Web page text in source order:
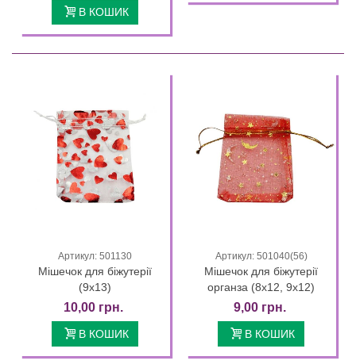
В КОШИК
Артикул: 501130
Мішечок для біжутерії
(9х13)
10,00 грн.
В КОШИК
Артикул: 501040(56)
Мішечок для біжутерії
органза (8х12, 9х12)
9,00 грн.
В КОШИК